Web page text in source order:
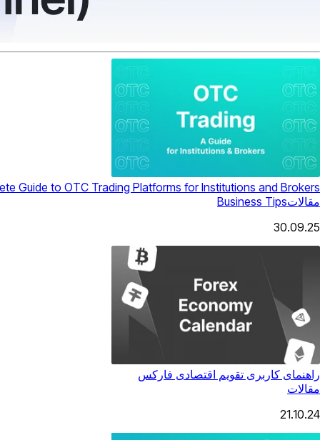
Guide to OTC Trading Platforms for Institutions and Brokers
مقالاتBusiness Tips
30.09.25
راهنمای کاربری تقویم اقتصادی فارکس
مقالات
21.10.24